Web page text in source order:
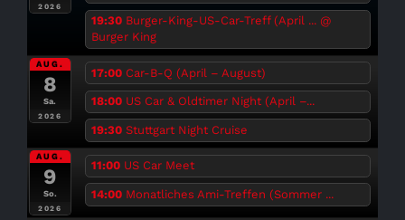
2026
19:30 Burger-King-US-Car-Treff (April ... @
Burger King
AUG.
8
Sa.
2026
17:00 Car-B-Q (April – August)
18:00 US Car & Oldtimer Night (April –...
19:30 Stuttgart Night Cruise
AUG.
9
So.
2026
11:00 US Car Meet
14:00 Monatliches Ami-Treffen (Sommer ...